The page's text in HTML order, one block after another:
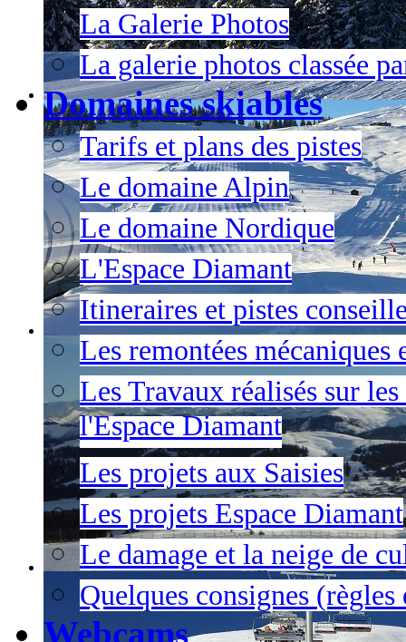
La Galerie Photos
La galerie photos classée
Domaines skiables
Tarifs et plans des pistes
Le domaine Alpin
Le domaine Nordique
L'Espace Diamant
Itineraires et pistes
Les remontées mécaniques
Les Travaux réalisés sur
l'Espace Diamant
Les projets aux Saisies
Les projets Espace Diamant
Le damage et la neige de
Quelques consignes (règles
Webcams